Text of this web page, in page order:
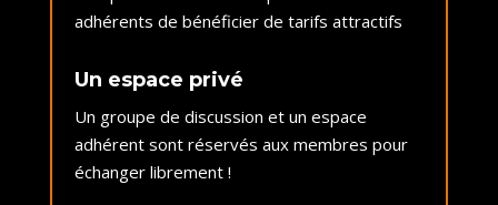
adhérents de bénéficier de tarifs attractifs
Un espace privé
Un groupe de discussion et un espace
adhérent sont réservés aux membres pour
échanger librement !